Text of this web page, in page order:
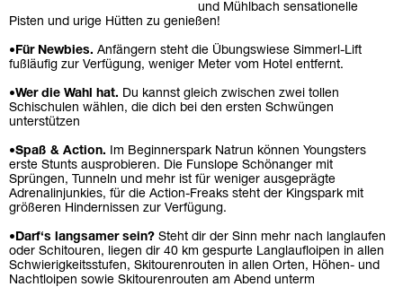
und Mühlbach sensationelle
Pisten und urige Hütten zu genießen!
• Für Newbies. Anfängern steht die Übungswiese Simmerl-Lift
fußläufig zur Verfügung, weniger Meter vom Hotel entfernt.
•Wer die Wahl hat.
Du kannst gleich zwischen zwei tollen
Schischulen wählen, die dich bei den ersten Schwüngen
unterstützen
•Spaß & Action.
Im Beginnerspark Natrun können Youngsters
erste Stunts ausprobieren. Die Funslope Schönanger mit
Sprüngen, Tunneln und mehr ist für weniger ausgeprägte
Adrenalinjunkies, für die Action-Freaks steht der Kingspark mit
größeren Hindernissen zur Verfügung.
• Darf‘s langsamer sein? Steht dir der Sinn mehr nach langlaufen
oder Schitouren, liegen dir 40 km gespurte Langlaufloipen in allen
Schwierigkeitsstufen, Skitourenrouten in allen Orten, Höhen- und
Nachtloipen sowie Skitourenrouten am Abend unterm